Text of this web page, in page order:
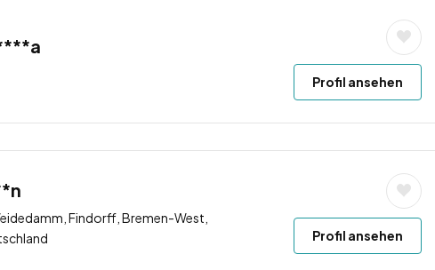
Profil ansehen
Findorff, Bremen-West,
Profil ansehen